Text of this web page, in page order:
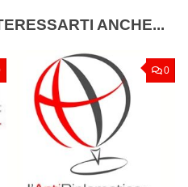
ANCHE...
0